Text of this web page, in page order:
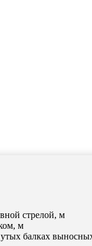
стрелой, м
м
балках